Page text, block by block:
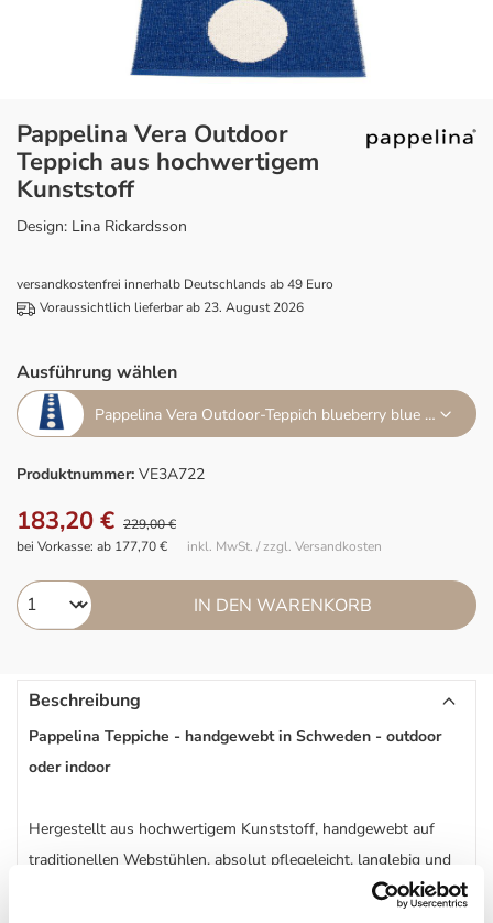
Pappelina Vera Outdoor
Teppich aus hochwertigem
Kunststoff
Design: Lina Rickardsson
versandkostenfrei innerhalb Deutschlands ab 49 Euro
Voraussichtlich lieferbar ab 23. August 2026
Ausführung wählen
Pappelina Vera Outdoor-Teppich blueberry blue / van. 70x225
Produktnummer: VE3A722
183,20 € 229,00 €
inkl. MwSt. / zzgl. Versandkosten
bei Vorkasse: ab 177,70 €
IN DEN WARENKORB
Beschreibung
Pappelina Teppiche - handgewebt in Schweden - outdoor
oder indoor
Hergestellt aus hochwertigem Kunststoff, handgewebt auf
traditionellen Webstühlen, absolut pflegeleicht, langlebig und
robust. Die Pappelina Läufer sind perfekt in der Küche, im Flur,